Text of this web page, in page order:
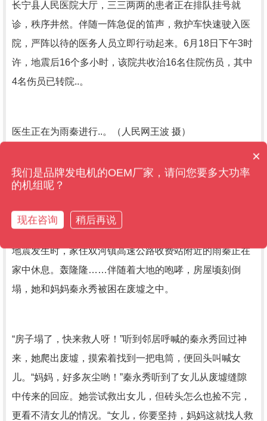
长宁县人民医院大厅，三三两两的患者正在排队挂号就
诊，秩序井然。伴随一阵急促的笛声，救护车快速驶入医
院，严阵以待的医务人员立即行动起来。6月18日下午3时
许，地震后16个多小时，该院共收治16名住院伤员，其中
4名伤员已转院..。
医生正在为雨秦进行..。（人民网王波 摄）
病房里，宜宾市第四人民医院医生叶敏正在对病床上的雨
地震发生时，家住双河镇高速公路收费站附近的雨秦正在
家中休息。轰隆隆……伴随着大地的咆哮，房屋顷刻倒
塌，她和妈妈秦永秀被困在废墟之中。
“房子塌了，快来救人呀！”听到邻居呼喊的秦永秀回过神
来，她爬出废墟，摸索着找到一把电筒，便回头叫喊女
儿。“妈妈，好多灰尘哟！”秦永秀听到了女儿从废墟缝隙
中传来的回应。她尝试救出女儿，但砖头怎么也捡不完，
更看不清女儿的情况。“女儿，你要坚持，妈妈这就找人救
售后维保管多久？
现在有优惠么？
×
我们是品牌发电机的OEM厂家，请问您要多大功率
的机组呢？
现在咨询 稍后再说